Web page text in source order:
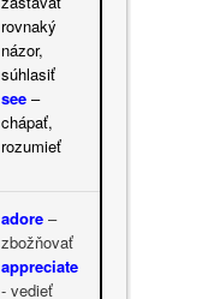
rovnaký
názor,
súhlasiť
see –
chápať,
rozumieť
adore –
zbožňovať
appreciate
- vedieť